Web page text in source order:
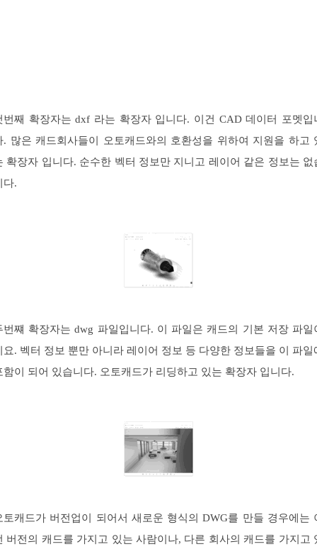
번째 확장자는 dxf 라는 확장자 입니다. 이건 CAD 데이터 포멧입
. 많은 캐드회사들이 오토캐드와의 호환성을 위하여 지원을 하고
확장자 입니다. 순수한 벡터 정보만 지니고 레이어 같은 정보는 없
다.
번쨰 확장자는 dwg 파일입니다. 이 파일은 캐드의 기본 저장 파일
요. 벡터 정보 뿐만 아니라 레이어 정보 등 다양한 정보들을 이 파일
함이 되어 있습니다. 오토캐드가 리딩하고 있는 확장자 입니다.
토캐드가 버전업이 되어서 새로운 형식의 DWG를 만들 경우에는
버전의 캐드를 가지고 있는 사람이나, 다른 회사의 캐드를 가지고